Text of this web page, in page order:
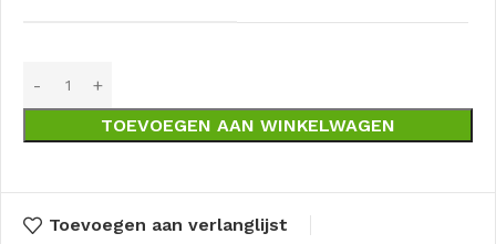
TOEVOEGEN AAN WINKELWAGEN
Toevoegen aan verlanglijst